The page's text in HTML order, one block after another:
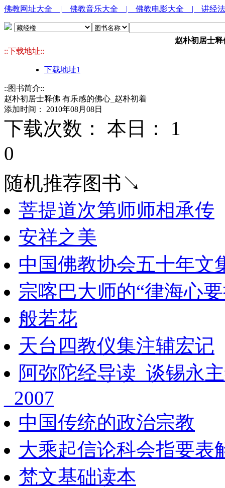
佛教网址大全 | 佛教音乐大全 | 佛教电影大全 | 讲经
赵朴初居士
::下载地址::
下载地址1
::图书简介::
赵朴初居士释佛 有乐感的佛心_赵朴初着
添加时间： 2010年08月08日
下载次数： 本日： 1
0
随机推荐图书↘
菩提道次第师师相承传
安祥之美
中国佛教协会五十年文
宗喀巴大师的“律海心
般若花
天台四教仪集注辅宏记
阿弥陀经导读_谈锡永
_2007
中国传统的政治宗教
大乘起信论科会指要表
梵文基础读本